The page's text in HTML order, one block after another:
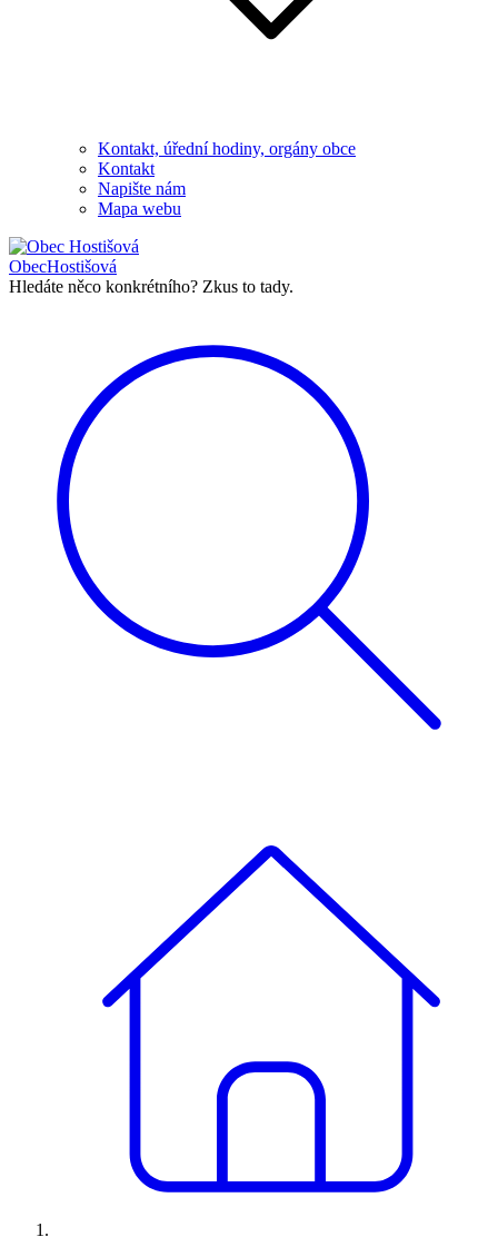
Kontakt, úřední hodiny, orgány obce
Kontakt
Napište nám
Mapa webu
ObecHostišová
Hledáte něco konkrétního? Zkus to tady.